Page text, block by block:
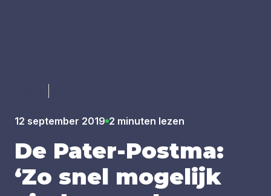
12 september 2019 2 minuten lezen
De Pater-Post­ma:
‘Zo snel moge­lijk